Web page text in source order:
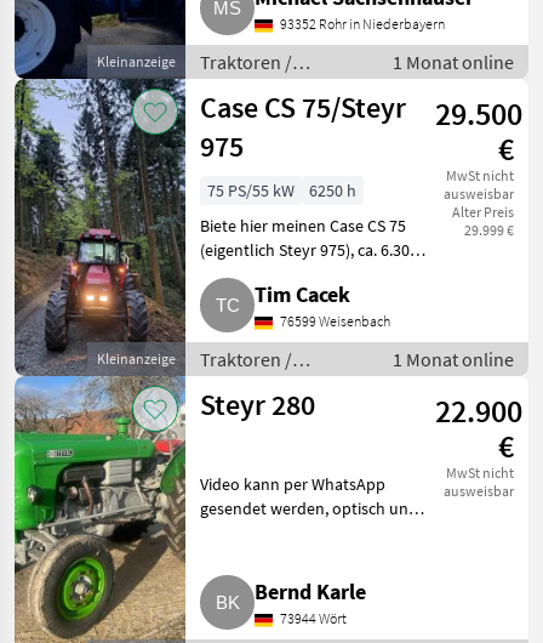
Kleinanzeige
Fronthydraulik, ca. 6.400 Bstd.,
automatisches Anhängemaul,
Kugelha
93352 Rohr in Niederbayern
Traktoren /
Standard Traktoren
1 Monat online
Kleinanzeige
Case CS 75/Steyr
975
29.500
€
MwSt nicht
ausweisbar
Alter Preis
29.999 €
75 PS/55 kW
6250 h
Biete hier meinen Case CS 75
(eigentlich Steyr 975), ca. 6.300
Bstd., können aber abweichen,
da weiterhin im Einsatz, TÜV
neu bis 6/28, kompletter
Kundendienst mit a
Tim Cacek
76599 Weisenbach
Traktoren /
Standard Traktoren
1 Monat online
Steyr 280
22.900
€
MwSt nicht
ausweisbar
Video kann per WhatsApp
gesendet werden, optisch und
Bernd Karle
73944 Wört